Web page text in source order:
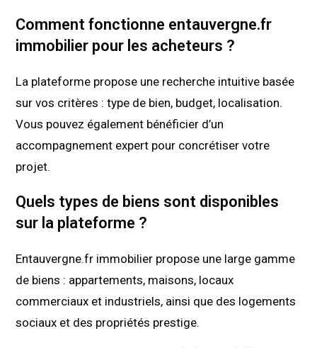
Comment fonctionne entauvergne.fr
immobilier pour les acheteurs ?
La plateforme propose une recherche intuitive basée
sur vos critères : type de bien, budget, localisation.
Vous pouvez également bénéficier d’un
accompagnement expert pour concrétiser votre
projet.
Quels types de biens sont disponibles
sur la plateforme ?
Entauvergne.fr immobilier propose une large gamme
de biens : appartements, maisons, locaux
commerciaux et industriels, ainsi que des logements
sociaux et des propriétés prestige.